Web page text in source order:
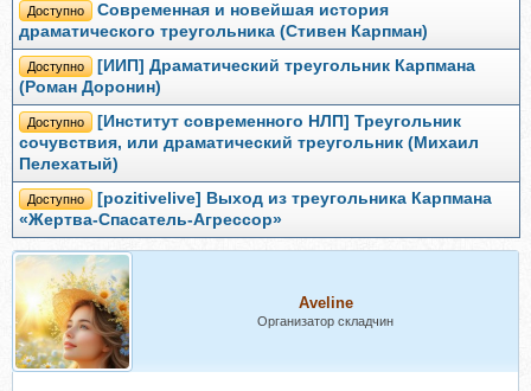
Доступно
Современная и новейшая история
драматического треугольника (Стивен Карпман)
Доступно
[ИИП] Драматический треугольник Карпмана
(Роман Доронин)
Доступно
[Институт современного НЛП] Треугольник
сочувствия, или драматический треугольник (Михаил
Пелехатый)
Доступно
[pozitivelive] Выход из треугольника Карпмана
«Жертва-Спасатель-Агрессор»
Aveline
Организатор складчин